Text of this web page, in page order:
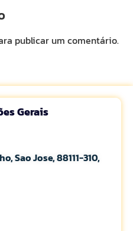
publicar um comentário.
Gerais
Sao Jose, 88111-310,